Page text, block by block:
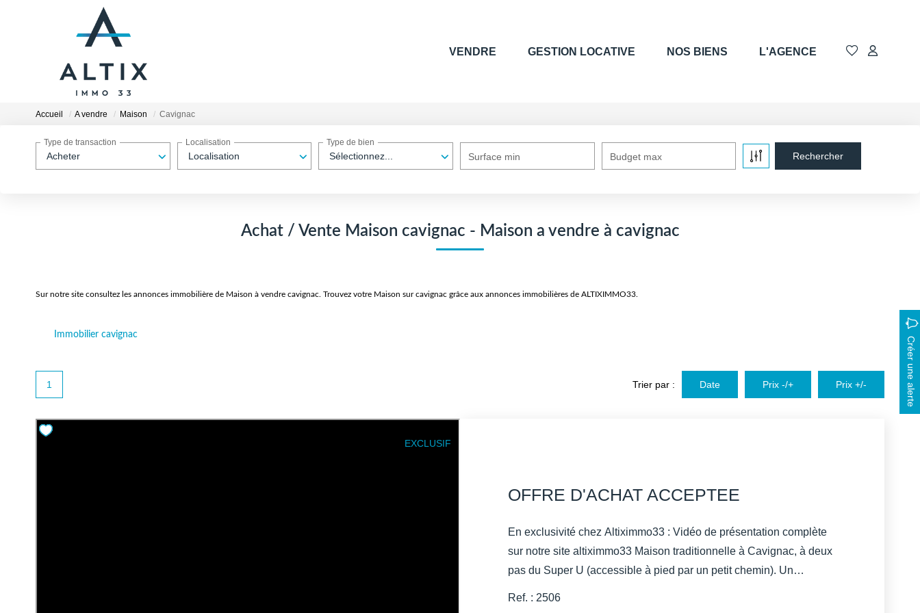
VENDRE GESTION LOCATIVE NOS BIENS L'AGENCE
Accueil A vendre Maison Cavignac
Acheter
Type de transaction
Localisation
Localisation
Sélectionnez...
Type de bien
Surface min Budget max
Achat / Vente Maison cavignac - Maison a vendre à cavignac
Sur notre site consultez les annonces immobilière de Maison à vendre cavignac. Trouvez votre Maison sur cavignac grâce aux annonces immobilières de ALTIXIMMO33.
Immobilier cavignac
Créer une alerte
1 Trier par : Date Prix -/+ Prix +/-
EXCLUSIF
OFFRE D'ACHAT ACCEPTEE
En exclusivité chez Altiximmo33 : Vidéo de présentation complète
sur notre site altiximmo33 Maison traditionnelle à Cavignac, à deux
pas du Super U (accessible à pied par un petit chemin). Un
Ref. : 2506